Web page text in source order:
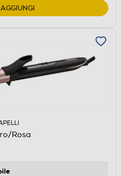
AGGIUNGI
Rosa